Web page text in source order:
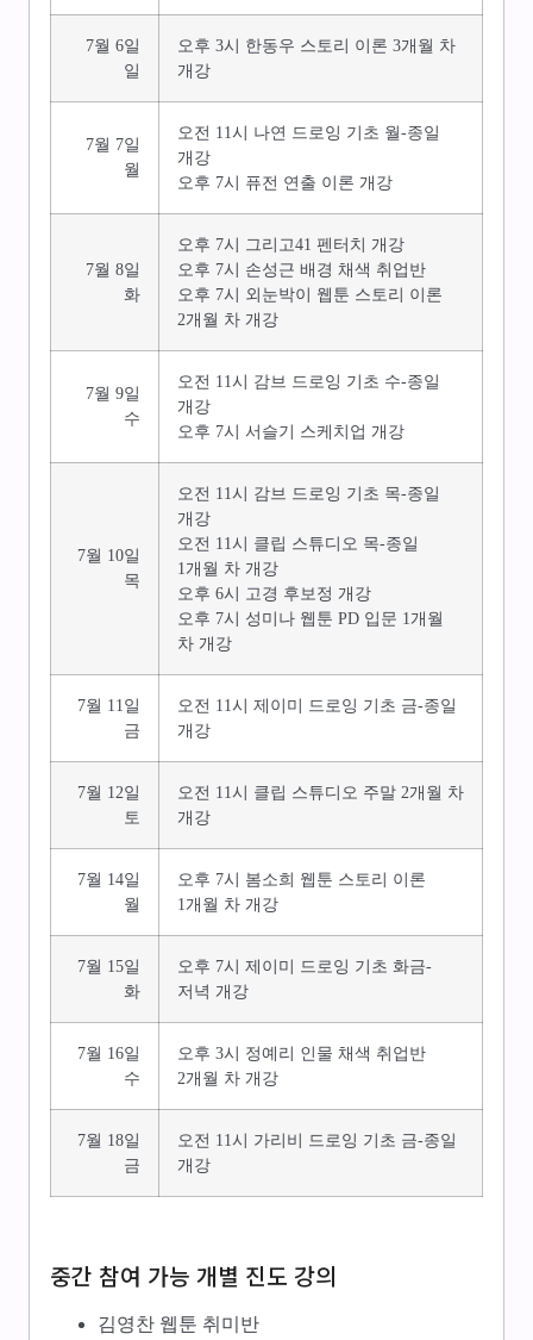
7월 6일
일
오후 3시 한동우 스토리 이론 3개월 차
개강
7월 7일
월
오전 11시 나연 드로잉 기초 월-종일
개강
오후 7시 퓨전 연출 이론 개강
7월 8일
화
오후 7시 그리고41 펜터치 개강
오후 7시 손성근 배경 채색 취업반
오후 7시 외눈박이 웹툰 스토리 이론
2개월 차 개강
7월 9일
수
오전 11시 감브 드로잉 기초 수-종일
개강
오후 7시 서슬기 스케치업 개강
7월 10일
목
오전 11시 감브 드로잉 기초 목-종일
개강
오전 11시 클립 스튜디오 목-종일
1개월 차 개강
오후 6시 고경 후보정 개강
오후 7시 성미나 웹툰 PD 입문 1개월
차 개강
7월 11일
금
오전 11시 제이미 드로잉 기초 금-종일
개강
7월 12일
토
오전 11시 클립 스튜디오 주말 2개월 차
개강
7월 14일
월
오후 7시 봄소희 웹툰 스토리 이론
1개월 차 개강
7월 15일
화
오후 7시 제이미 드로잉 기초 화금-
저녁 개강
7월 16일
수
오후 3시 정예리 인물 채색 취업반
2개월 차 개강
7월 18일
금
오전 11시 가리비 드로잉 기초 금-종일
개강
중간 참여 가능 개별 진도 강의
김영찬 웹툰 취미반